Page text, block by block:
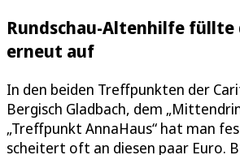
Rundschau-Altenhilfe füllte
erneut auf
In den beiden Treffpunkten der
Bergisch Gladbach, dem
„Treffpunkt AnnaHaus“ hat man
scheitert oft an diesen paar Euro.